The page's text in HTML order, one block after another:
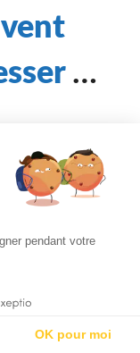
…
pendant votre
OK pour moi